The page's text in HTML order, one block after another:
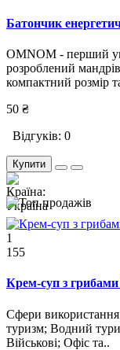
Батончик
OMNOM - перший
розроблений
компактний розмір
50 ₴
Відгуків: 0
Купити
1
155
Крем-суп з
Сфери
туризм; Водний
Військові; Офіс та..